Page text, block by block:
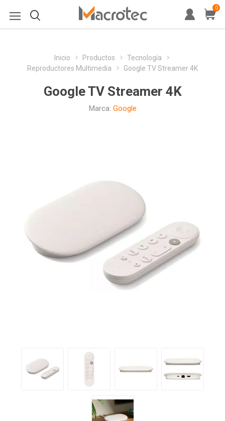
0
Inicio Productos
Tecnología
Reproductores Multimedia
Google TV Streamer 4K
Google TV Streamer 4K
Marca: Google